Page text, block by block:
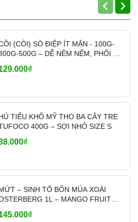
thể dùng để nấu mì nước
món mì xào hải sản cực
VỊ ÚT XINH
hào là đối tác tin cậy,
và lẻ các loại gia vị, thực
liệu nấu ăn chất lượng
quán ăn, bếp Hoa và
giá cạnh tranh nhất
(CÒI) SÒ ĐIỆP ÍT MẶN - 100G-
500G – DỄ NÊM NẾM, PHỐI VỊ
TIẾU KHÔ MỸ THO BA CÂY TRE
400G – SỢI NHỎ SIZE S
– SINH TỐ BỐN MÙA XOÀI
1L – MANGO FRUIT